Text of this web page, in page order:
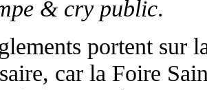
& cry public.
portent sur
car la Foire